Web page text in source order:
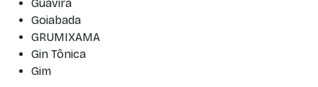
Guavira
Goiabada
GRUMIXAMA
Gin Tônica
Gim